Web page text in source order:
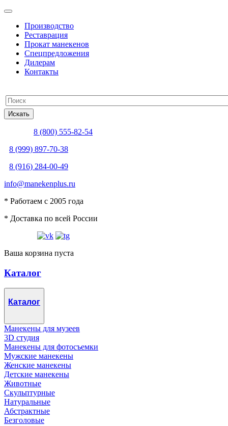
Производство
Реставрация
Прокат манекенов
Спецпредложения
Дилерам
Контакты
8 (800) 555-82-54
8 (999) 897-70-38
8 (916) 284-00-49
info@manekenplus.ru
* Работаем с 2005 года
* Доставка по всей России
Ваша корзина пуста
Каталог
Каталог
Манекены для музеев
3D студия
Манекены для фотосъемки
Мужские манекены
Женские манекены
Детские манекены
Животные
Скульптурные
Натуральные
Абстрактные
Безголовые